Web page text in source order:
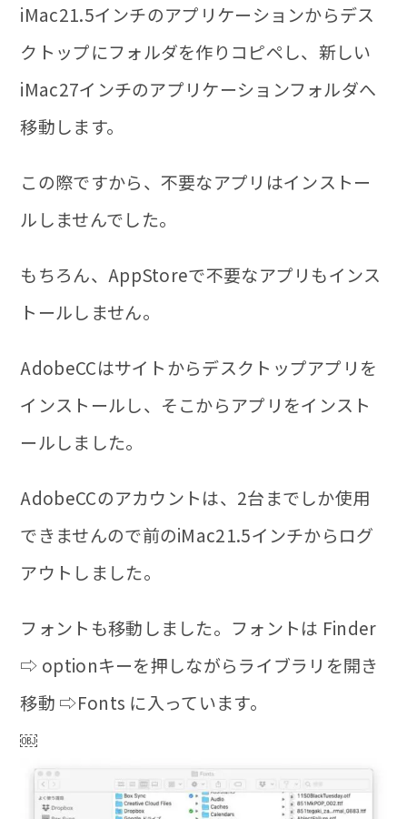
iMac21.5インチのアプリケーションからデス
クトップにフォルダを作りコピペし、新しい
iMac27インチのアプリケーションフォルダへ
移動します。
この際ですから、不要なアプリはインストー
ルしませんでした。
もちろん、AppStoreで不要なアプリもインス
トールしません。
AdobeCCはサイトからデスクトップアプリを
インストールし、そこからアプリをインスト
ールしました。
AdobeCCのアカウントは、2台までしか使用
できませんので前のiMac21.5インチからログ
アウトしました。
フォントも移動 しました。フォントは Finder
⇨ optionキーを押しながらライブラリを開き
移動 ⇨Fonts に入っています。
￼